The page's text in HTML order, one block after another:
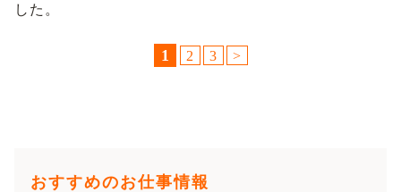
した。
1 2 3 >
おすすめのお仕事情報